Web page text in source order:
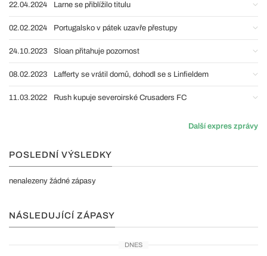
22.04.2024 Larne se přiblížilo titulu
02.02.2024 Portugalsko v pátek uzavře přestupy
24.10.2023 Sloan přitahuje pozornost
08.02.2023 Lafferty se vrátil domů, dohodl se s Linfieldem
11.03.2022 Rush kupuje severoirské Crusaders FC
Další expres zprávy
POSLEDNÍ VÝSLEDKY
nenalezeny žádné zápasy
NÁSLEDUJÍCÍ ZÁPASY
DNES